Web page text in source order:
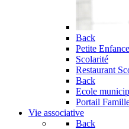
Back
Petite Enfance
Scolarité
Restaurant
Back
Ecole
Portail
Vie associative
Back